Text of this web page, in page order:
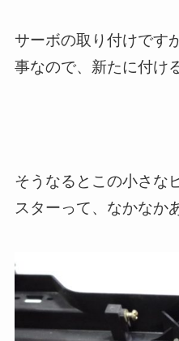
サーボの取り付けです
事なので、新たに付け
そうなるとこの小さな
スターって、なかなか